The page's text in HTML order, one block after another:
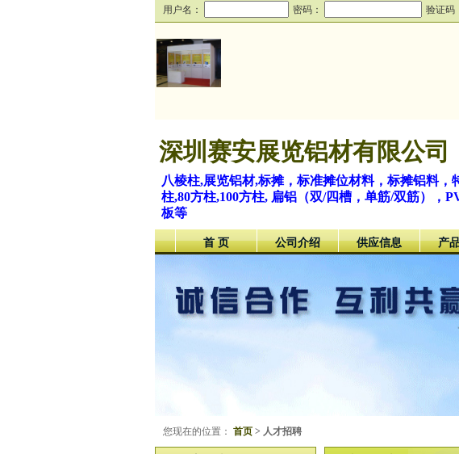
用户名： 密码： 验证码
深圳赛安展览铝材有限公司
八棱柱,展览铝材,标摊，标准摊位材料，标摊铝料
柱,80方柱,100方柱, 扁铝（双/四槽，单筋/双筋），
板等
首 页 公司介绍 供应信息 产
您现在的位置： 首页 > 人才招聘